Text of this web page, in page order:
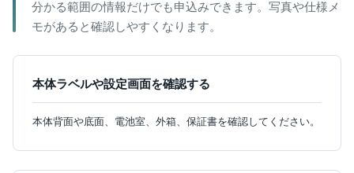
分かる範囲の情報だけでも申込みできます。写真や仕様メ
モがあると確認しやすくなります。
本体ラベルや設定画面を確認する
本体背面や底面、電池室、外箱、保証書を確認してください。